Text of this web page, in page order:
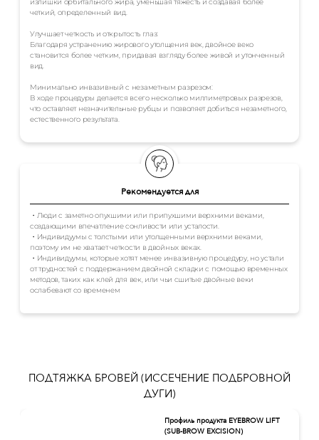
Рекомендуется для
・Люди с заметно опухшими или припухшими верхними веками,
создающими впечатление сонливости или усталости.
・Индивидуумы с толстыми или утолщенными верхними веками,
поэтому им не хватает четкости в двойных веках.
・Индивидуумы, которые хотят менее инвазивную процедуру, но устали
от трудностей с поддержанием двойной складки с помощью временных
методов, таких как клей для век, или чьи сшитые двойные веки
ослабевают со временем
четкий, определенный вид.
Улучшает четкость и открытость глаз:
Благодаря устранению жирового утолщения век, двойное веко
становится более четким, придавая взгляду более живой и утонченный
вид.
Минимально инвазивный с незаметным разрезом:
В ходе процедуры делается всего несколько миллиметровых разрезов,
что оставляет незначительные рубцы и позволяет добиться незаметного,
естественного результата.
ПОДТЯЖКА БРОВЕЙ (ИССЕЧЕНИЕ ПОДБРОВНОЙ
ДУГИ)
Профиль продукта EYEBROW LIFT
(SUB-BROW EXCISION)